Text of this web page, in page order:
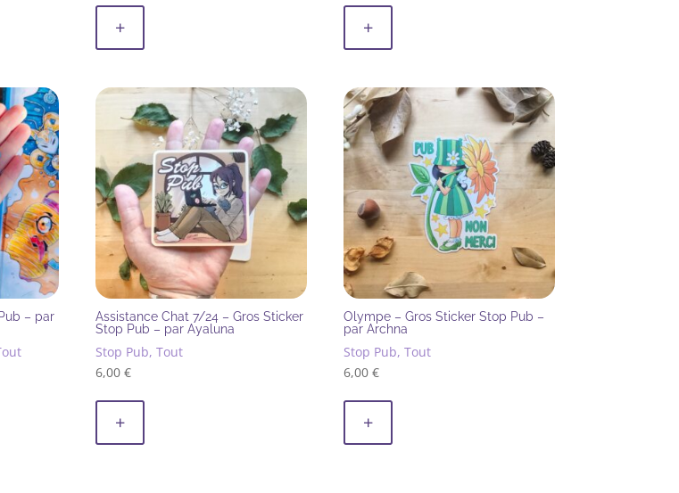
+ +
– par
Assistance Chat 7/24 – Gros Sticker
Stop Pub – par Ayaluna
Stop Pub, Tout
6,00€
+
Olympe – Gros Sticker Stop Pub –
par Archna
Stop Pub, Tout
6,00€
+